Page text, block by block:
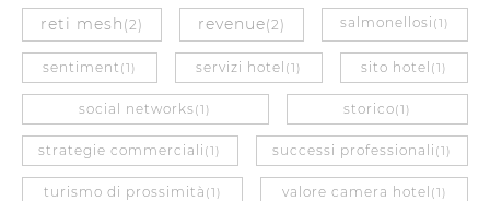
reti mesh (2) revenue(2) salmonellosi (1)
sentiment (1) servizi hotel (1) sito hotel (1)
social networks(1) storico(1)
strategie commerciali (1) successi professionali (1)
turismo di prossimità (1) valore camera hotel (1)